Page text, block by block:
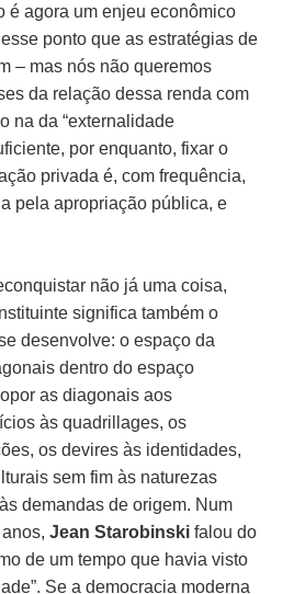
é agora um enjeu econômico
ponto que as estratégias de
– mas nós não queremos
da relação dessa renda com
na da “externalidade
por enquanto, fixar o
privada é, com frequência,
pela apropriação pública, e
não já uma coisa,
significa também o
desenvolve: o espaço da
dentro do espaço
as diagonais aos
às quadrillages, os
os devires às identidades,
sem fim às naturezas
demandas de origem. Num
Jean Starobinskifalou do
de um tempo que havia visto
Se a democracia moderna